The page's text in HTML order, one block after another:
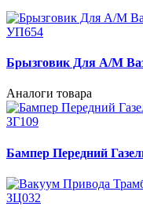
УП654
Брызговик Для А/М Ваз
Аналоги товара
ЗГ109
Бампер Передний
ЗЦ032